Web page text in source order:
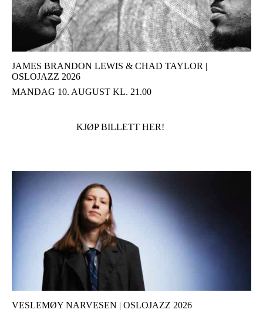
JAMES BRANDON LEWIS & CHAD TAYLOR |
OSLOJAZZ 2026
MANDAG 10. AUGUST KL. 21.00
KJØP BILLETT HER!
VESLEMØY NARVESEN | OSLOJAZZ 2026